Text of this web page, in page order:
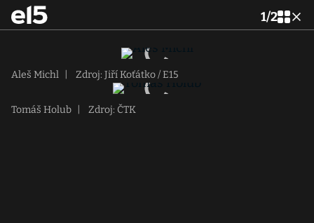
1/2
Aleš Michl Zdroj: Jiří Koťátko / E15
Tomáš Holub Zdroj: ČTK